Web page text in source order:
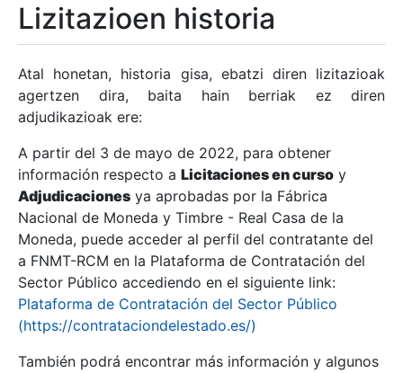
Erakutsi/Ezkutatu
Erakutsi/Ezkutatu
Erakutsi/Ezkutatu
Erakutsi/Ezkutatu
Lizitazioen historia
Atal honetan, historia gisa, ebatzi diren lizitazioak
agertzen dira, baita hain berriak ez diren
adjudikazioak ere:
A partir del 3 de mayo de 2022, para obtener
información respecto a Licitaciones en curso y
Adjudicaciones ya aprobadas por la Fábrica
Nacional de Moneda y Timbre - Real Casa de la
Moneda, puede acceder al perfil del contratante del
a FNMT-RCM en la Plataforma de Contratación del
Sector Público accediendo en el siguiente link:
Plataforma de Contratación del Sector Público
(https://contrataciondelestado.es/)
También podrá encontrar más información y algunos